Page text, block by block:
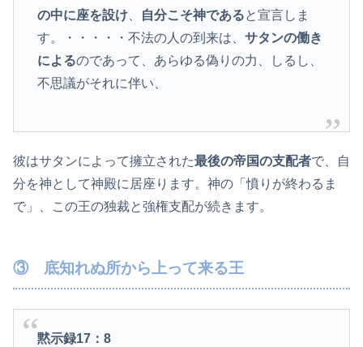
の中に座を設け、 自分こそ神であると宣言しま
す。・・・・・不法の人の到来は、 サタンの働き
によるのであって、あらゆる偽りの力、しるし、
不思議がそれに伴い、
彼はサタンによって擁立された最後の帝国の支配者で、自
分を神として神殿に居座ります。神の「憤りが終わるま
で」、この王の独裁と強権支配が続きます。
③ 底知れぬ所から上って来る王
黙示録17：8